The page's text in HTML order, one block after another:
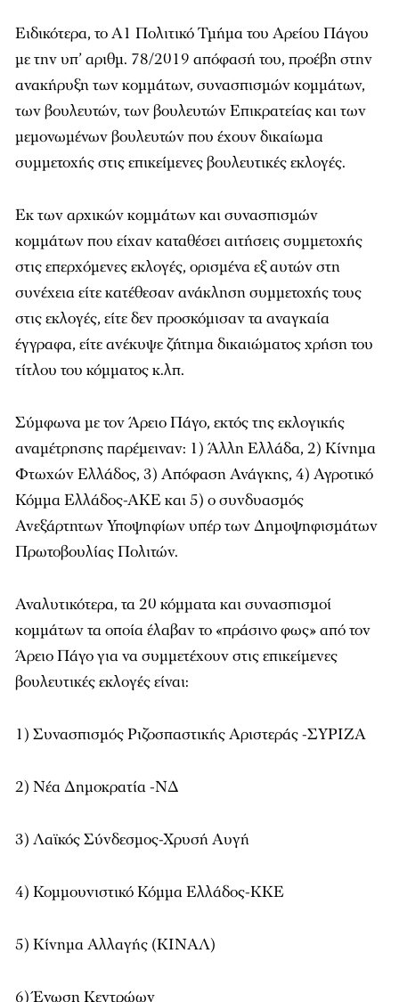
Ειδικότερα, το Α1 Πολιτικό Τμήμα του Αρείου Πάγου
με την υπ’ αριθμ. 78/2019 απόφασή του, προέβη στην
ανακήρυξη των κομμάτων, συνασπισμών κομμάτων,
των βουλευτών, των βουλευτών Επικρατείας και των
μεμονωμένων βουλευτών που έχουν δικαίωμα
συμμετοχής στις επικείμενες βουλευτικές εκλογές.
Εκ των αρχικών κομμάτων και συνασπισμών
κομμάτων που είχαν καταθέσει αιτήσεις συμμετοχής
στις επερχόμενες εκλογές, ορισμένα εξ αυτών στη
συνέχεια είτε κατέθεσαν ανάκληση συμμετοχής τους
στις εκλογές, είτε δεν προσκόμισαν τα αναγκαία
έγγραφα, είτε ανέκυψε ζήτημα δικαιώματος χρήση του
τίτλου του κόμματος κ.λπ.
Σύμφωνα με τον Άρειο Πάγο, εκτός της εκλογικής
αναμέτρησης παρέμειναν: 1) Άλλη Ελλάδα, 2) Κίνημα
Φτωχών Ελλάδος, 3) Απόφαση Ανάγκης, 4) Αγροτικό
Κόμμα Ελλάδος-ΑΚΕ και 5) ο συνδυασμός
Ανεξάρτητων Υποψηφίων υπέρ των Δημοψηφισμάτων
Πρωτοβουλίας Πολιτών.
Αναλυτικότερα, τα 20 κόμματα και συνασπισμοί
κομμάτων τα οποία έλαβαν το «πράσινο φως» από τον
Άρειο Πάγο για να συμμετέχουν στις επικείμενες
βουλευτικές εκλογές είναι:
1) Συνασπισμός Ριζοσπαστικής Αριστεράς -ΣΥΡΙΖΑ
2) Νέα Δημοκρατία -ΝΔ
3) Λαϊκός Σύνδεσμος-Χρυσή Αυγή
4) Κομμουνιστικό Κόμμα Ελλάδος-ΚΚΕ
5) Κίνημα Αλλαγής (ΚΙΝΑΛ)
6) Ένωση Κεντρώων